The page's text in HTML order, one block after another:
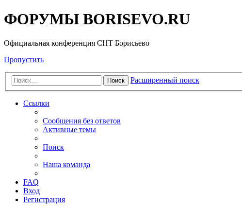
ФОРУМЫ BORISEVO.RU
Официальная конференция СНТ Борисьево
Пропустить
Поиск Расширенный поиск
Ссылки
Сообщения без ответов
Активные темы
Поиск
Наша команда
FAQ
Вход
Регистрация